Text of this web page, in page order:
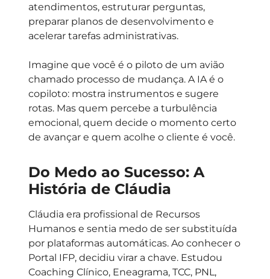
atendimentos, estruturar perguntas,
preparar planos de desenvolvimento e
acelerar tarefas administrativas.
Imagine que você é o piloto de um avião
chamado processo de mudança. A IA é o
copiloto: mostra instrumentos e sugere
rotas. Mas quem percebe a turbulência
emocional, quem decide o momento certo
de avançar e quem acolhe o cliente é você.
Do Medo ao Sucesso: A
História de Cláudia
Cláudia era profissional de Recursos
Humanos e sentia medo de ser substituída
por plataformas automáticas. Ao conhecer o
Portal IFP, decidiu virar a chave. Estudou
Coaching Clínico, Eneagrama, TCC, PNL,